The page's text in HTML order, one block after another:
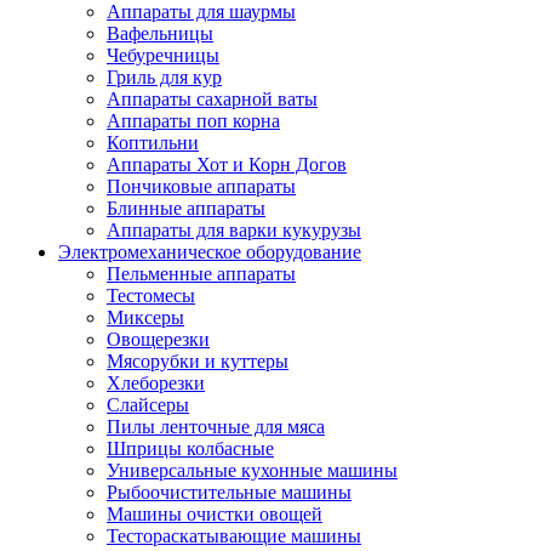
Аппараты для шаурмы
Вафельницы
Чебуречницы
Гриль для кур
Аппараты сахарной ваты
Аппараты поп корна
Коптильни
Аппараты Хот и Корн Догов
Пончиковые аппараты
Блинные аппараты
Аппараты для варки кукурузы
Электромеханическое оборудование
Пельменные аппараты
Тестомесы
Миксеры
Овощерезки
Мясорубки и куттеры
Хлеборезки
Слайсеры
Пилы ленточные для мяса
Шприцы колбасные
Универсальные кухонные машины
Рыбоочистительные машины
Машины очистки овощей
Тестораскатывающие машины